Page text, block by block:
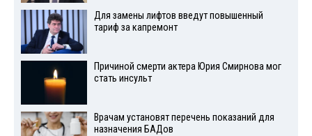
Для замены лифтов введут повышенный
тариф за капремонт
Причиной смерти актера Юрия Смирнова мог
стать инсульт
Врачам установят перечень показаний для
назначения БАДов